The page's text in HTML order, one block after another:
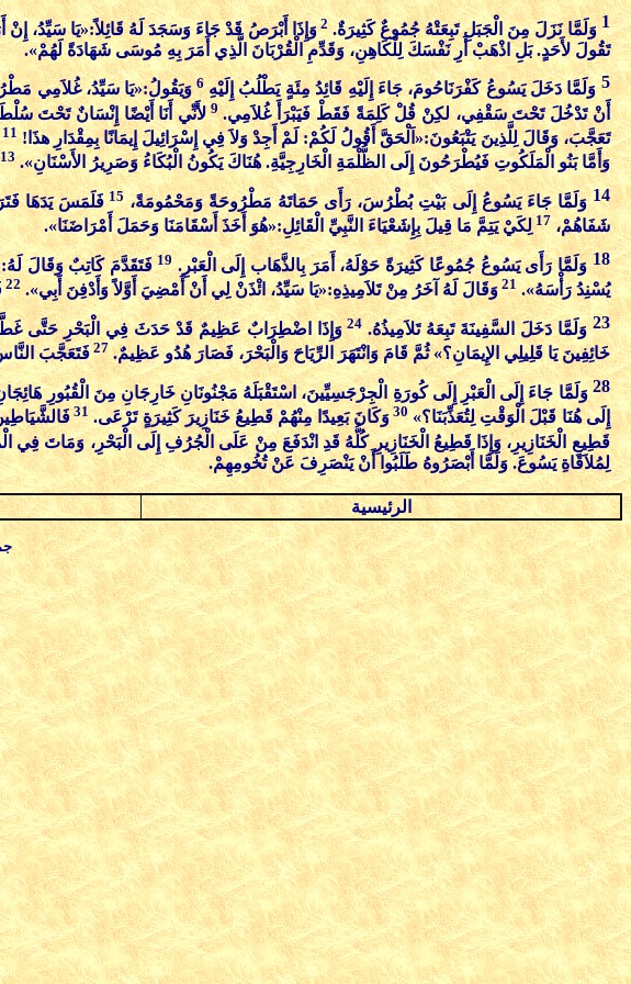
1 وَلَمَّا نَزَلَ مِنَ الْجَبَلِ تَبِعَتْهُ جُمُوعٌ كَثِيرَةٌ.2 وَإِذَا أَبْرَصُ قَدْ جَاءَ وَسَجَدَ لَهُ قَائِلاً:«يَا سَيِّدُ،
تَقُولَ لأَحَدٍ. بَلِ اذْهَبْ أَرِ نَفْسَكَ لِلْكَاهِنِ، وَقَدِّمِ الْقُرْبَانَ الَّذِي أَمَرَ بِهِ مُوسَى شَهَادَةً لَهُمْ».
5 وَلَمَّا دَخَلَ يَسُوعُ كَفْرَنَاحُومَ، جَاءَ إِلَيْهِ قَائِدُ مِئَةٍ يَطْلُبُ إِلَيْهِ6 وَيَقُولُ:«يَا سَيِّدُ، غُلاَمِي
أَنْ تَدْخُلَ تَحْتَ سَقْفِي، لكِنْ قُلْ كَلِمَةً فَقَطْ فَيَبْرَأَ غُلاَمِي.9 لأَنِّي أَنَا أَيْضًا إِنْسَانٌ تَحْتَ
تَعَجَّبَ، وَقَالَ لِلَّذِينَ يَتْبَعُونَ:«اَلْحَقَّ أَقُولُ لَكُمْ: لَمْ أَجِدْ وَلاَ فِي إِسْرَائِيلَ إِيمَانًا بِمِقْدَارِ هذَا!11
وَأَمَّا بَنُو الْمَلَكُوتِ فَيُطْرَحُونَ إِلَى الظُّلْمَةِ الْخَارِجِيَّةِ. هُنَاكَ يَكُونُ الْبُكَاءُ وَصَرِيرُ الأَسْنَانِ».13
14 وَلَمَّا جَاءَ يَسُوعُ إِلَى بَيْتِ بُطْرُسَ، رَأَى حَمَاتَهُ مَطْرُوحَةً وَمَحْمُومَةً،15 فَلَمَسَ يَدَهَا
شَفَاهُمْ،17 لِكَيْ يَتِمَّ مَا قِيلَ بِإِشَعْيَاءَ النَّبِيِّ الْقَائِلِ:«هُوَ أَخَذَ أَسْقَامَنَا وَحَمَلَ أَمْرَاضَنَا».
18 وَلَمَّا رَأَى يَسُوعُ جُمُوعًا كَثِيرَةً حَوْلَهُ، أَمَرَ بِالذَّهَاب إِلَى الْعَبْرِ.19 فَتَقَدَّمَ كَاتِبٌ وَقَالَ
يُسْنِدُ رَأْسَهُ».21 وَقَالَ لَهُ آخَرُ مِنْ تَلاَمِيذِهِ:«يَا سَيِّدُ، ائْذَنْ لِي أَنْ أَمْضِيَ أَوَّلاً وَأَدْفِنَ أَبِي».22
23 وَلَمَّا دَخَلَ السَّفِينَةَ تَبِعَهُ تَلاَمِيذُهُ.24 وَإِذَا اضْطِرَابٌ عَظِيمٌ قَدْ حَدَثَ فِي الْبَحْرِ حَتَّى غَطَّتِ
خَائِفِينَ يَا قَلِيلِي الإِيمَانِ؟» ثُمَّ قَامَ وَانْتَهَرَ الرِّيَاحَ وَالْبَحْرَ، فَصَارَ هُدُو عَظِيمٌ.27 فَتَعَجَّبَ
28 وَلَمَّا جَاءَ إِلَى الْعَبْرِ إِلَى كُورَةِ الْجِرْجَسِيِّينَ، اسْتَقْبَلَهُ مَجْنُونَانِ خَارِجَانِ مِنَ الْقُبُورِ
إِلَى هُنَا قَبْلَ الْوَقْتِ لِتُعَذِّبَنَا؟»30 وَكَانَ بَعِيدًا مِنْهُمْ قَطِيعُ خَنَازِيرَ كَثِيرَةٍ تَرْعَى.31
قَطِيعِ الْخَنَازِيرِ، وَإِذَا قَطِيعُ الْخَنَازِيرِ كُلُّهُ قَدِ انْدَفَعَ مِنْ عَلَى الْجُرُفِ إِلَى الْبَحْرِ، وَمَاتَ فِي
لِمُلاَقَاةِ يَسُوعَ. وَلَمَّا أَبْصَرُوهُ طَلَبُوا أَنْ يَنْصَرِفَ عَنْ تُخُومِهِمْ.
الرئيسية